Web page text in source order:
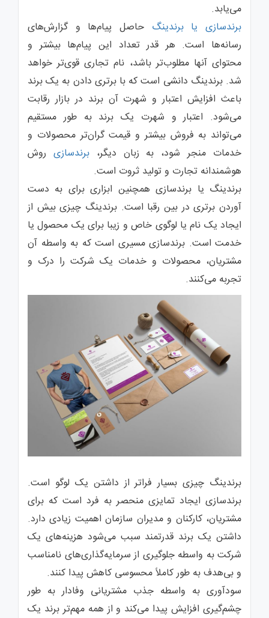
می‌یابد.
برندسازییا برندینگ حاصل پیام‌ها و گزارش‌های
رسانه‌ها است. هر قدر تعداد این پیام‌ها بیشتر و
محتوای آنها مطلوب‌تر باشد، نام تجاری قوی‌تر خواهد
شد. برندینگ دانشی است که با برتری دادن به یک برند
باعث افزایش اعتبار و شهرت آن برند در بازار رقابت
می‌شود. اعتبار و شهرت یک برند به طور مستقیم
می‌تواند به فروش بیشتر و قیمت گران‌تر محصولات و
خدمات منجر شود، به زبان دیگر،برندسازی روش
هوشمندانه تجارت و تولید ثروت است.
برندینگ یا برندسازی همچنین ابزاری برای به دست
آوردن برتری در بین رقبا است. برندینگ چیزی بیش از
ایجاد یک نام یا لوگوی خاص و زیبا برای یک محصول یا
خدمت است. برندسازی مسیری است که به واسطه آن
مشتریان، محصولات و خدمات یک شرکت را درک و
تجربه می‌کنند.
برندینگ چیزی بسیار فراتر از داشتن یک لوگو است.
برندسازی ایجاد تمایزی منحصر به فرد است که برای
مشتریان، کارکنان و مدیران سازمان اهمیت زیادی دارد.
داشتن یک برند قدرتمند سبب می‌شود هزینه‌های یک
شرکت به واسطه جلوگیری از سرمایه‌گذاری‌های نامناسب
و بی‌هدف به طور کاملاً محسوسی کاهش پیدا کنند.
سودآوری به واسطه جذب مشتریانی وفادار به طور
چشم‌گیری افزایش پیدا می‌کند و از همه مهم‌تر برند یک